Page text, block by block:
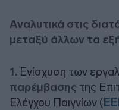
Αναλυτικά στις
μεταξύ άλλων τα
1. Ενίσχυση των
παρέμβασης της
Ελέγχου Παιγνίων (